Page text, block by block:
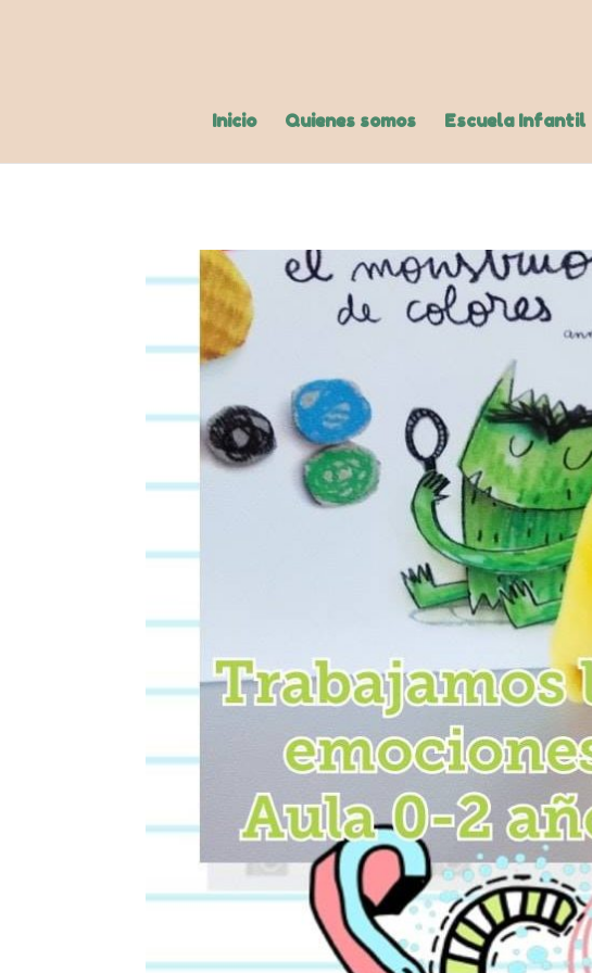
Inicio Quienes somos Escuela Infantil